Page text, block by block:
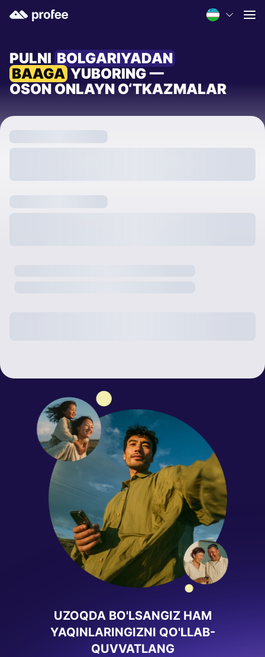
PULNI BOLGARIYADAN
BAAGA YUBORING —
OSON ONLAYN O‘TKAZMALAR
UZOQDA BO'LSANGIZ HAM
YAQINLARINGIZNI QO'LLAB-
QUVVATLANG